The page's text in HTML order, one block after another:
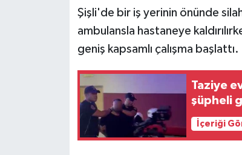
Şişli'de bir iş yerinin önünde
ambulansla hastaneye
geniş kapsamlı çalışma başlattı.
Taziye
şüpheli
İçeriği